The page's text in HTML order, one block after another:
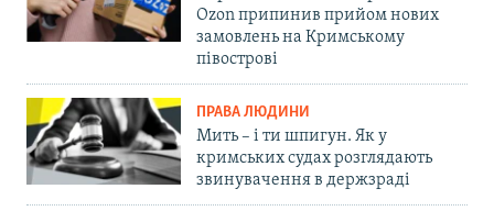
Ozon припинив прийом нових
замовлень на Кримському
півострові
ПРАВА ЛЮДИНИ
Мить – і ти шпигун. Як у
кримських судах розглядають
звинувачення в держзраді